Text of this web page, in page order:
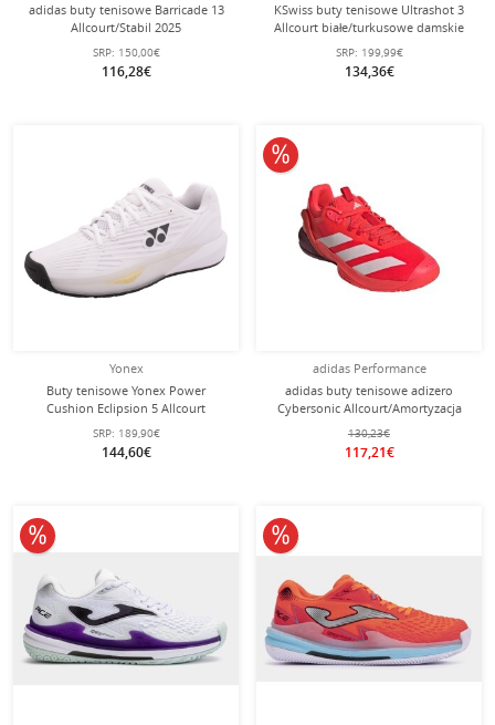
adidas buty tenisowe Barricade 13
Allcourt/Stabil 2025
czarne/czerwone/białe męskie
SRP: 150,00€
116,28€
KSwiss buty tenisowe Ultrashot 3
Allcourt białe/turkusowe damskie
SRP: 199,99€
134,36€
Yonex
Buty tenisowe Yonex Power
Cushion Eclipsion 5 Allcourt
(stabilność) 2025 białe męskie
SRP: 189,90€
144,60€
adidas Performance
adidas buty tenisowe adizero
Cybersonic Allcourt/Amortyzacja
2025 czerwony mężczyźni
130,23€
117,21€
10% obniżone
10% obniżone 10% obniżone